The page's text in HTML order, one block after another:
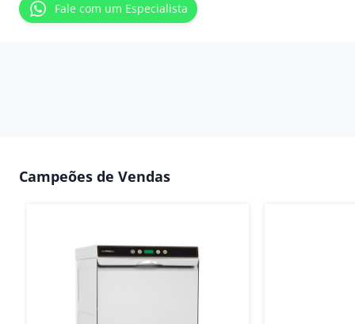
Fale com um Especialista
Campeões de Vendas